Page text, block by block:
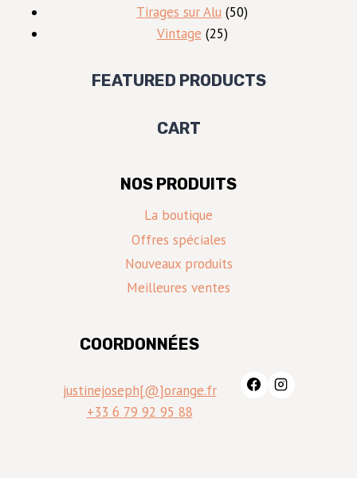
produits
Tirages sur Alu 5050
Vintage 2525
FEATURED PRODUCTS
CART
NOS PRODUITS
La boutique
Offres spéciales
Nouveaux produits
Meilleures ventes
COORDONNÉES
justinejoseph[@]orange.fr
+33 6 79 92 95 88